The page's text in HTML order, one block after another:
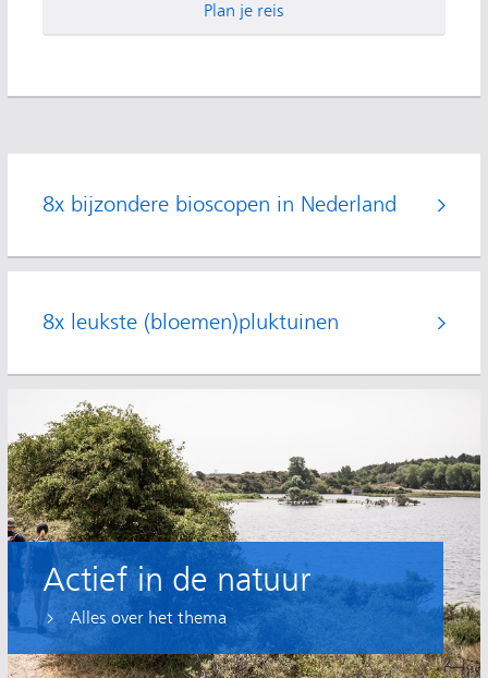
Plan je reis
8x bijzondere bioscopen in Nederland
8x leukste (bloemen)pluktuinen
Actief in de natuur
Alles over het thema